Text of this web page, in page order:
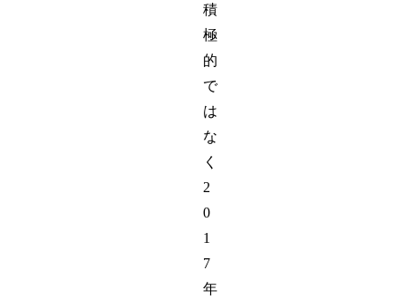
積
極
的
で
は
な
く
2
0
1
7
年